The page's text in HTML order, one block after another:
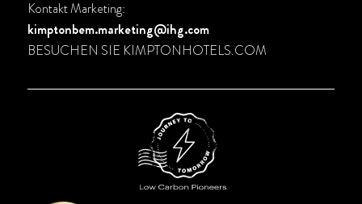
Kontakt Marketing:
kimptonbem.marketing@ihg.com
BESUCHEN SIE KIMPTONHOTELS.COM